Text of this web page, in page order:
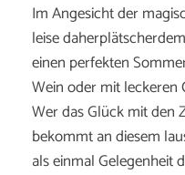
Im Angesicht der
leise
einen perfekten
Wein oder mit leckeren
Wer das Glück mit den
bekommt an diesem
als einmal Gelegenheit